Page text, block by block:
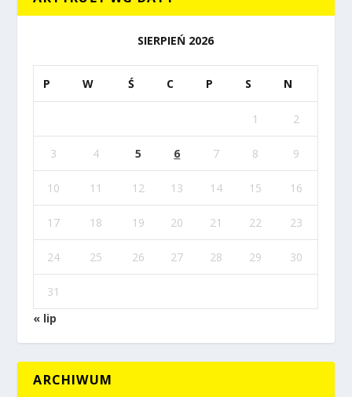
SIERPIEŃ 2026
P W Ś C P S N
1 2
3 4 5 6 7 8 9
10 11 12 13 14 15 16
17 18 19 20 21 22 23
24 25 26 27 28 29 30
31
« lip
ARCHIWUM